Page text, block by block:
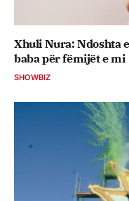
Xhuli Nura: Ndoshta
baba për fëmijët e mi
SHOWBIZ